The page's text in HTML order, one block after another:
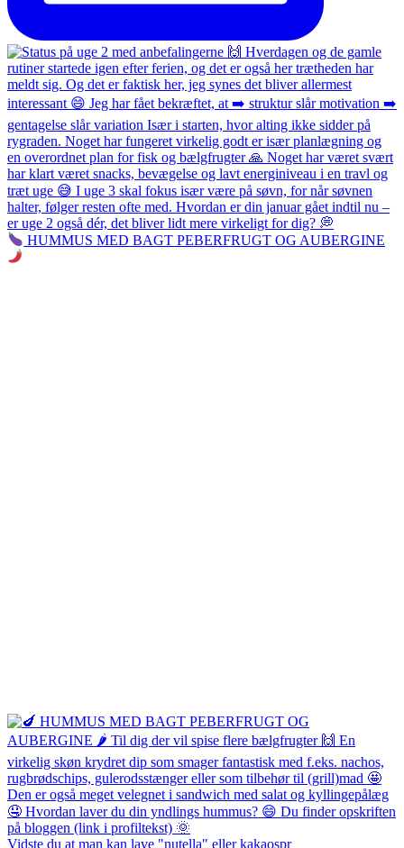
HUMMUS MED BAGT PEBERFRUGT OG AUBERGINE
Vidste du at man kan lave "nutella" eller kakaospr